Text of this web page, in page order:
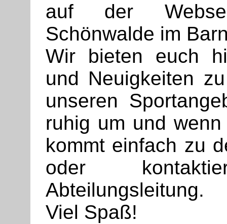
auf der
Schönwalde im
Wir bieten euch
und Neuigkeiten
unseren
ruhig um und
kommt einfach zu
oder
Abteilungsleitung.
Viel Spaß!